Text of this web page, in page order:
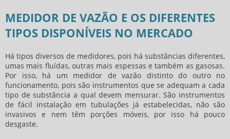
MEDIDOR DE VAZÃO E OS DIFERENTES
TIPOS DISPONÍVEIS NO MERCADO
Há tipos diversos de medidores, pois há substâncias diferentes,
umas mais fluídas, outras mais espessas e também as gasosas.
Por isso, há um medidor de vazão distinto do outro no
funcionamento, pois são instrumentos que se adequam a cada
tipo de substância a qual devem mensurar. São instrumentos
de fácil instalação em tubulações já estabelecidas, não são
invasivos e nem têm porções móveis, por isso há pouco
desgaste.